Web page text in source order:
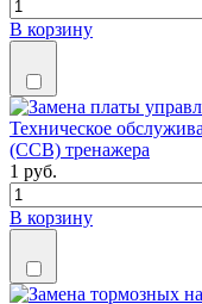
В корзину
Техническое
(CCB) тренажера
1 руб.
В корзину